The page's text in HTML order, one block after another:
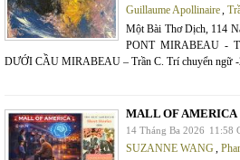
Guillaume Apollinaire,
Một Bài Thơ Dịch, 114
PONT MIRABEAU -
DƯỚI CẦU MIRABEAU – Trần C. Trí chuyển ngữ -
MALL OF AMERICA
14 Tháng Ba 2026 11:58
SUZANNE WANG,